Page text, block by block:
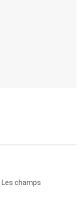
Les champs